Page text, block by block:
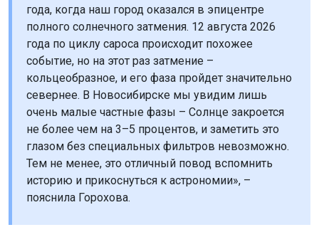
года, когда наш город оказался в эпицентре
полного солнечного затмения. 12 августа 2026
года по циклу сароса происходит похожее
событие, но на этот раз затмение –
кольцеобразное, и его фаза пройдет значительно
севернее. В Новосибирске мы увидим лишь
очень малые частные фазы – Солнце закроется
не более чем на 3–5 процентов, и заметить это
глазом без специальных фильтров невозможно.
Тем не менее, это отличный повод вспомнить
историю и прикоснуться к астрономии», –
пояснила Горохова.